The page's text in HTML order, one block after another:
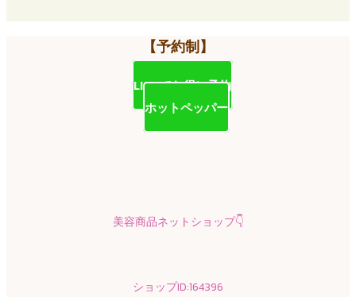
【予約制】
LINEでお得に予約
ホットペッパー
美容商品ネットショップ👇
ショップID:164396